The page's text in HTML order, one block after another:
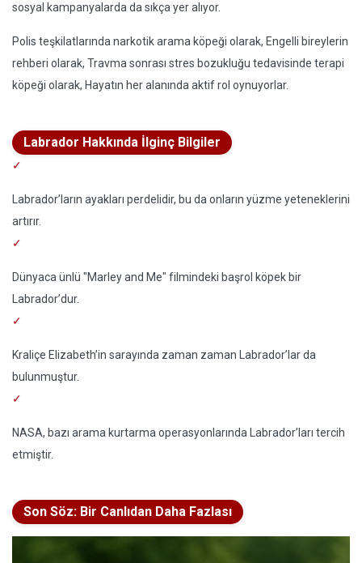
sosyal kampanyalarda da sıkça yer alıyor.
Polis teşkilatlarında narkotik arama köpeği olarak, Engelli bireylerin
rehberi olarak, Travma sonrası stres bozukluğu tedavisinde terapi
köpeği olarak, Hayatın her alanında aktif rol oynuyorlar.
Labrador Hakkında İlginç Bilgiler
Labrador’ların ayakları perdelidir, bu da onların yüzme yeteneklerini
artırır.
Dünyaca ünlü "Marley and Me" filmindeki başrol köpek bir
Labrador’dur.
Kraliçe Elizabeth’in sarayında zaman zaman Labrador’lar da
bulunmuştur.
NASA, bazı arama kurtarma operasyonlarında Labrador’ları tercih
etmiştir.
Son Söz: Bir Canlıdan Daha Fazlası